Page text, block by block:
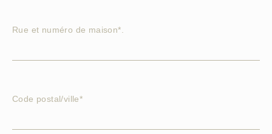
Rue et numéro de maison*.
Code postal/ville*